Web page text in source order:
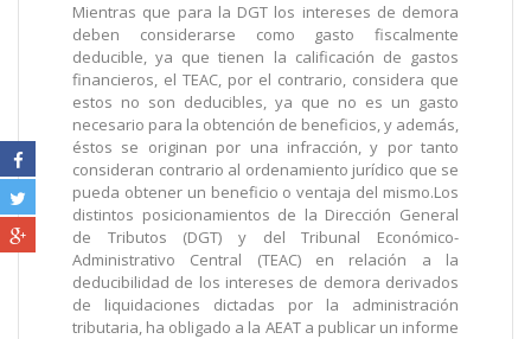
Mientras que para la DGT los intereses de demora
deben considerarse como gasto fiscalmente
deducible, ya que tienen la calificación de gastos
financieros, el TEAC, por el contrario, considera que
estos no son deducibles, ya que no es un gasto
necesario para la obtención de beneficios, y además,
éstos se originan por una infracción, y por tanto
consideran contrario al ordenamiento jurídico que se
pueda obtener un beneficio o ventaja del mismo.Los
distintos posicionamientos de la Dirección General
de Tributos (DGT) y del Tribunal Económico-
Administrativo Central (TEAC) en relación a la
deducibilidad de los intereses de demora derivados
de liquidaciones dictadas por la administración
tributaria, ha obligado a la AEAT a publicar un informe